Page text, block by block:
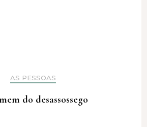
AS PESSOAS
do desassossego